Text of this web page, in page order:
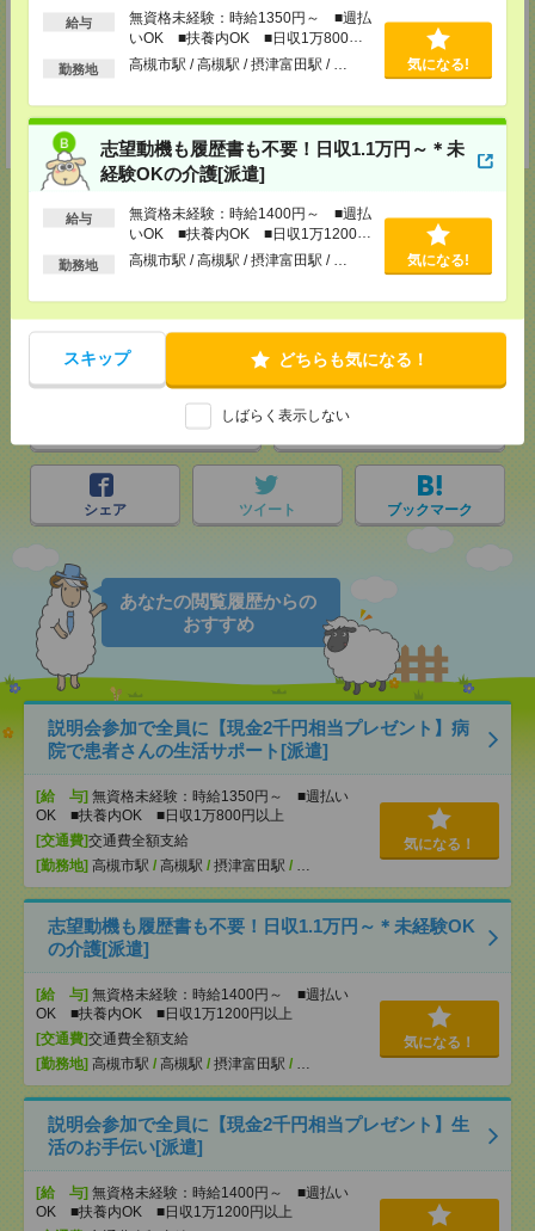
給与
無資格未経験：時給1350円～ ■週払
いOK ■扶養内OK ■日収1万800円
以上
勤務地 高槻市駅 / 高槻駅 / 摂津富田駅 / … 気になる!
志望動機も履歴書も不要！日収1.1万円～＊未
経験OKの介護[派遣]
給与
無資格未経験：時給1400円～ ■週払
いOK ■扶養内OK ■日収1万1200円
以上
勤務地 高槻市駅 / 高槻駅 / 摂津富田駅 / … 気になる!
スキップ どちらも気になる！
しばらく表示しない
京都府京都市下京区東塩小路町843番地2 日本生命京都ヤサカビル5F
TEL：0120-975-927
tenshoku@nikken-ts.jp
担当：採用担当
★今ならご来社登録でQUOカード2000円分をプレゼント中★
応募ページへ
気になる！ 電話応募
で送る
シェア ツイート ブックマーク
あなたの閲覧履歴からの
おすすめ
説明会参加で全員に【現金2千円相当プレゼント】病
院で患者さんの生活サポート[派遣]
[給 与] 無資格未経験：時給1350円～ ■週払い
OK ■扶養内OK ■日収1万800円以上
[交通費]交通費全額支給
[勤務地] 高槻市駅 / 高槻駅 / 摂津富田駅 / …
気になる！
志望動機も履歴書も不要！日収1.1万円～＊未経験OK
の介護[派遣]
[給 与] 無資格未経験：時給1400円～ ■週払い
OK ■扶養内OK ■日収1万1200円以上
[交通費]交通費全額支給
[勤務地] 高槻市駅 / 高槻駅 / 摂津富田駅 / …
気になる！
説明会参加で全員に【現金2千円相当プレゼント】生
活のお手伝い[派遣]
[給 与] 無資格未経験：時給1400円～ ■週払い
OK ■扶養内OK ■日収1万1200円以上